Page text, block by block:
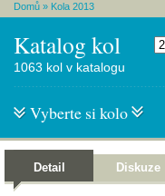
Domů » Kola 2013
Katalog kol
1063 kol v katalogu
Vyberte si kolo
Detail Diskuze